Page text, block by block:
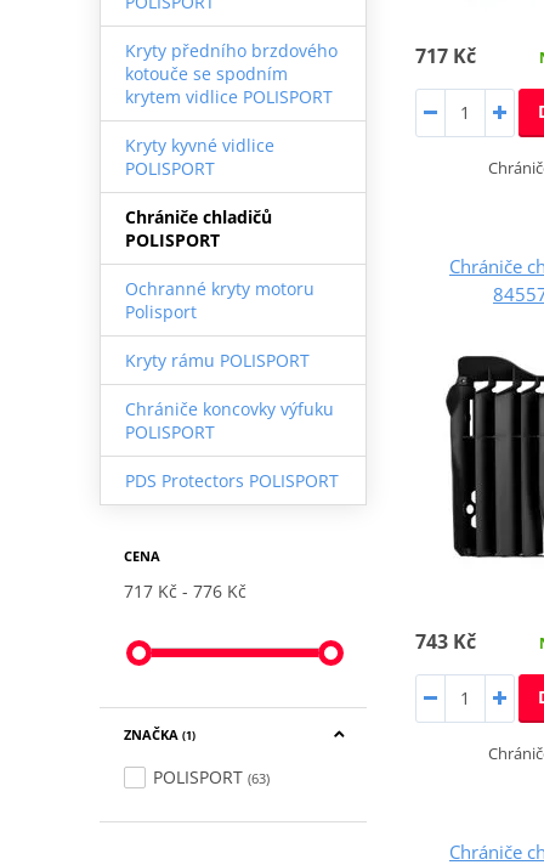
Kryty předního brzdového
kotouče se spodním
krytem vidlice POLISPORT
Kryty kyvné vidlice
POLISPORT
Chrániče chladičů
POLISPORT
Ochranné kryty motoru
Polisport
Kryty rámu POLISPORT
Chrániče koncovky výfuku
POLISPORT
PDS Protectors POLISPORT
CENA
717 Kč 776 Kč
ZNAČKA (1)
POLISPORT (63)
717 Kč
Chrániče
743 Kč
Chrániče